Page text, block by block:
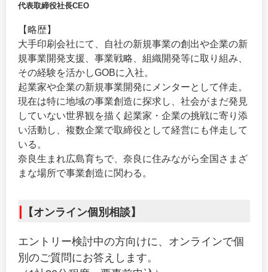
代表取締役社長CEO
【略歴】
大手印刷会社にて、自社の新規事業の創出や企業の新
規事業開発支援、事業戦略、組織開発等に取り組み、
その経験を活かしGOBに入社。
起業家や企業の新規事業開発にメンターとして伴走。
現在は特に地域の事業創造に探求し、社会がまだ発見
していない世界観を描く起業家・企業の挑戦に寄り添
い活動し、複数企業で取締役として経営にも伴走して
いる。
奈良生まれ広島育ちで、奈良に住みながら全国さまざ
まな場所で事業創造に関わる。
| 【オンライン個別相談】
エントリー検討中の方向けに、オンラインで個
別のご質問にお答えします。